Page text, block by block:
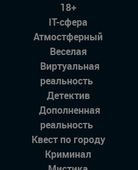
18+
IT-сфера
Атмостферный
Веселая
Виртуальная
реальность
Детектив
Дополненная
реальность
Квест по городу
Криминал